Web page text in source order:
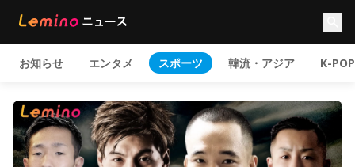
お知らせ エンタメ スポーツ 韓流・アジア K-POP